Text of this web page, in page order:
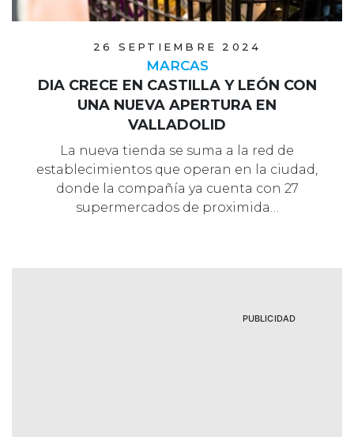
26 SEPTIEMBRE 2024
MARCAS
DIA CRECE EN CASTILLA Y LEÓN CON
UNA NUEVA APERTURA EN
VALLADOLID
La nueva tienda se suma a la red de
establecimientos que operan en la ciudad,
donde la compañía ya cuenta con 27
supermercados de proximida…
PUBLICIDAD